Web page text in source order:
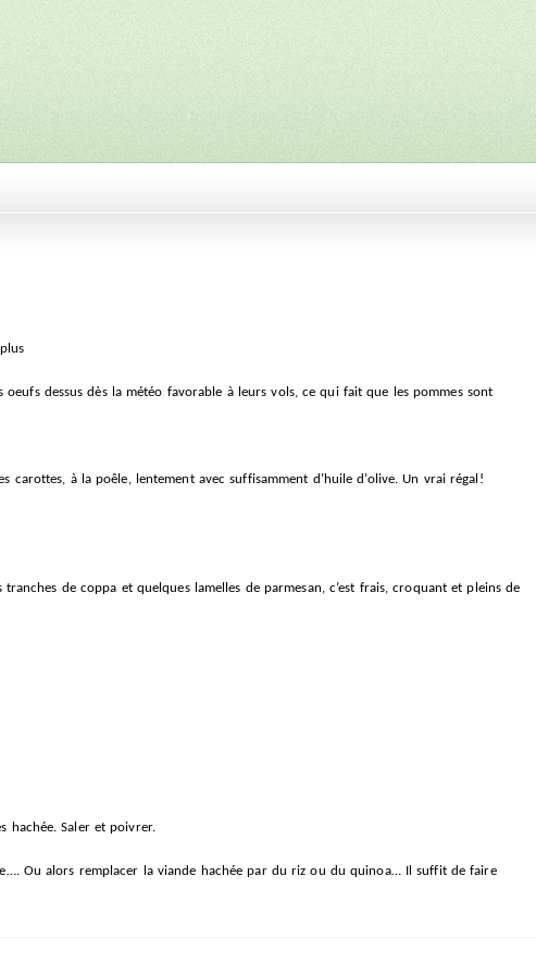
dessus dès la météo favorable à leurs vols, ce qui fait que les pommes sont
à la poêle, lentement avec suffisamment d’huile d’olive. Un vrai régal!
de coppa et quelques lamelles de parmesan, c’est frais, croquant et pleins de
hachée. Saler et poivrer.
Ou alors remplacer la viande hachée par du riz ou du quinoa… Il suffit de faire